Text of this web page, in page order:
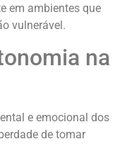
em ambientes que
vulnerável.
na
e emocional dos
de tomar